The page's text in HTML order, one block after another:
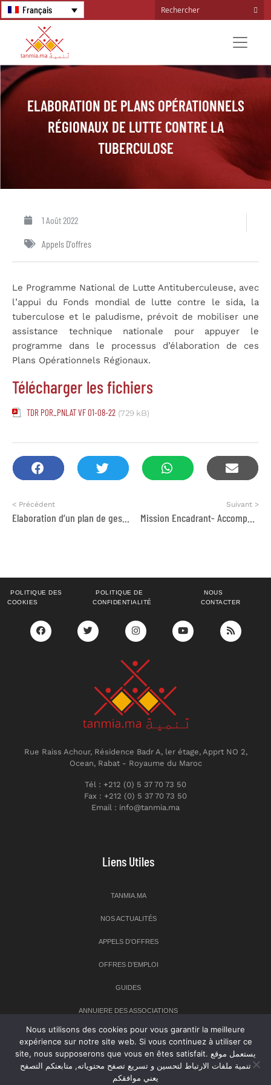
Français
ELABORATION DE PLANS OPÉRATIONNELS
RÉGIONAUX DE LUTTE CONTRE LA
TUBERCULOSE
1 Août 2022
Appels D'offres
Le Programme National de Lutte Antituberculeuse, avec
l’appui du Fonds mondial de lutte contre le sida, la
tuberculose et le paludisme, prévoit de mobiliser une
assistance technique nationale pour appuyer le
programme dans le processus d’élaboration de ces
Plans Opérationnels Régionaux.
Télécharger les fichiers
TDR POR_PNLAT VF 01-08-22 (729 kB)
< Précédent Suivant >
POLITIQUE DES
COOKIES
POLITIQUE DE
CONFIDENTIALITÉ
NOUS
CONTACTER
Rue Raiss Achour, Résidence Badr A, ler étage, Apprt NO 2,
Ocean, Rabat - Royaume du Maroc
Tél : +212 (0) 5 37 70 73 50
Fax : +212 (0) 5 37 70 73 50
Email : info@tanmia.ma
Liens Utiles
TANMIA.MA
NOS ACTUALITÉS
APPELS D’OFFRES
OFFRES D’EMPLOI
GUIDES
ANNUIERE DES ASSOCIATIONS
Newsletter
Inscrivez-vous à notre newsletter pour recevoir les dernières
Nous utilisons des cookies pour vous garantir la meilleure
expérience sur notre site web. Si vous continuez à utiliser ce
site, nous supposerons que vous en êtes satisfait. يستعمل موقع
تنمية ملفات الارتباط لتحسين و تسريع تصفح محتوياته, متابعتكم التصفح
يعني موافقكم